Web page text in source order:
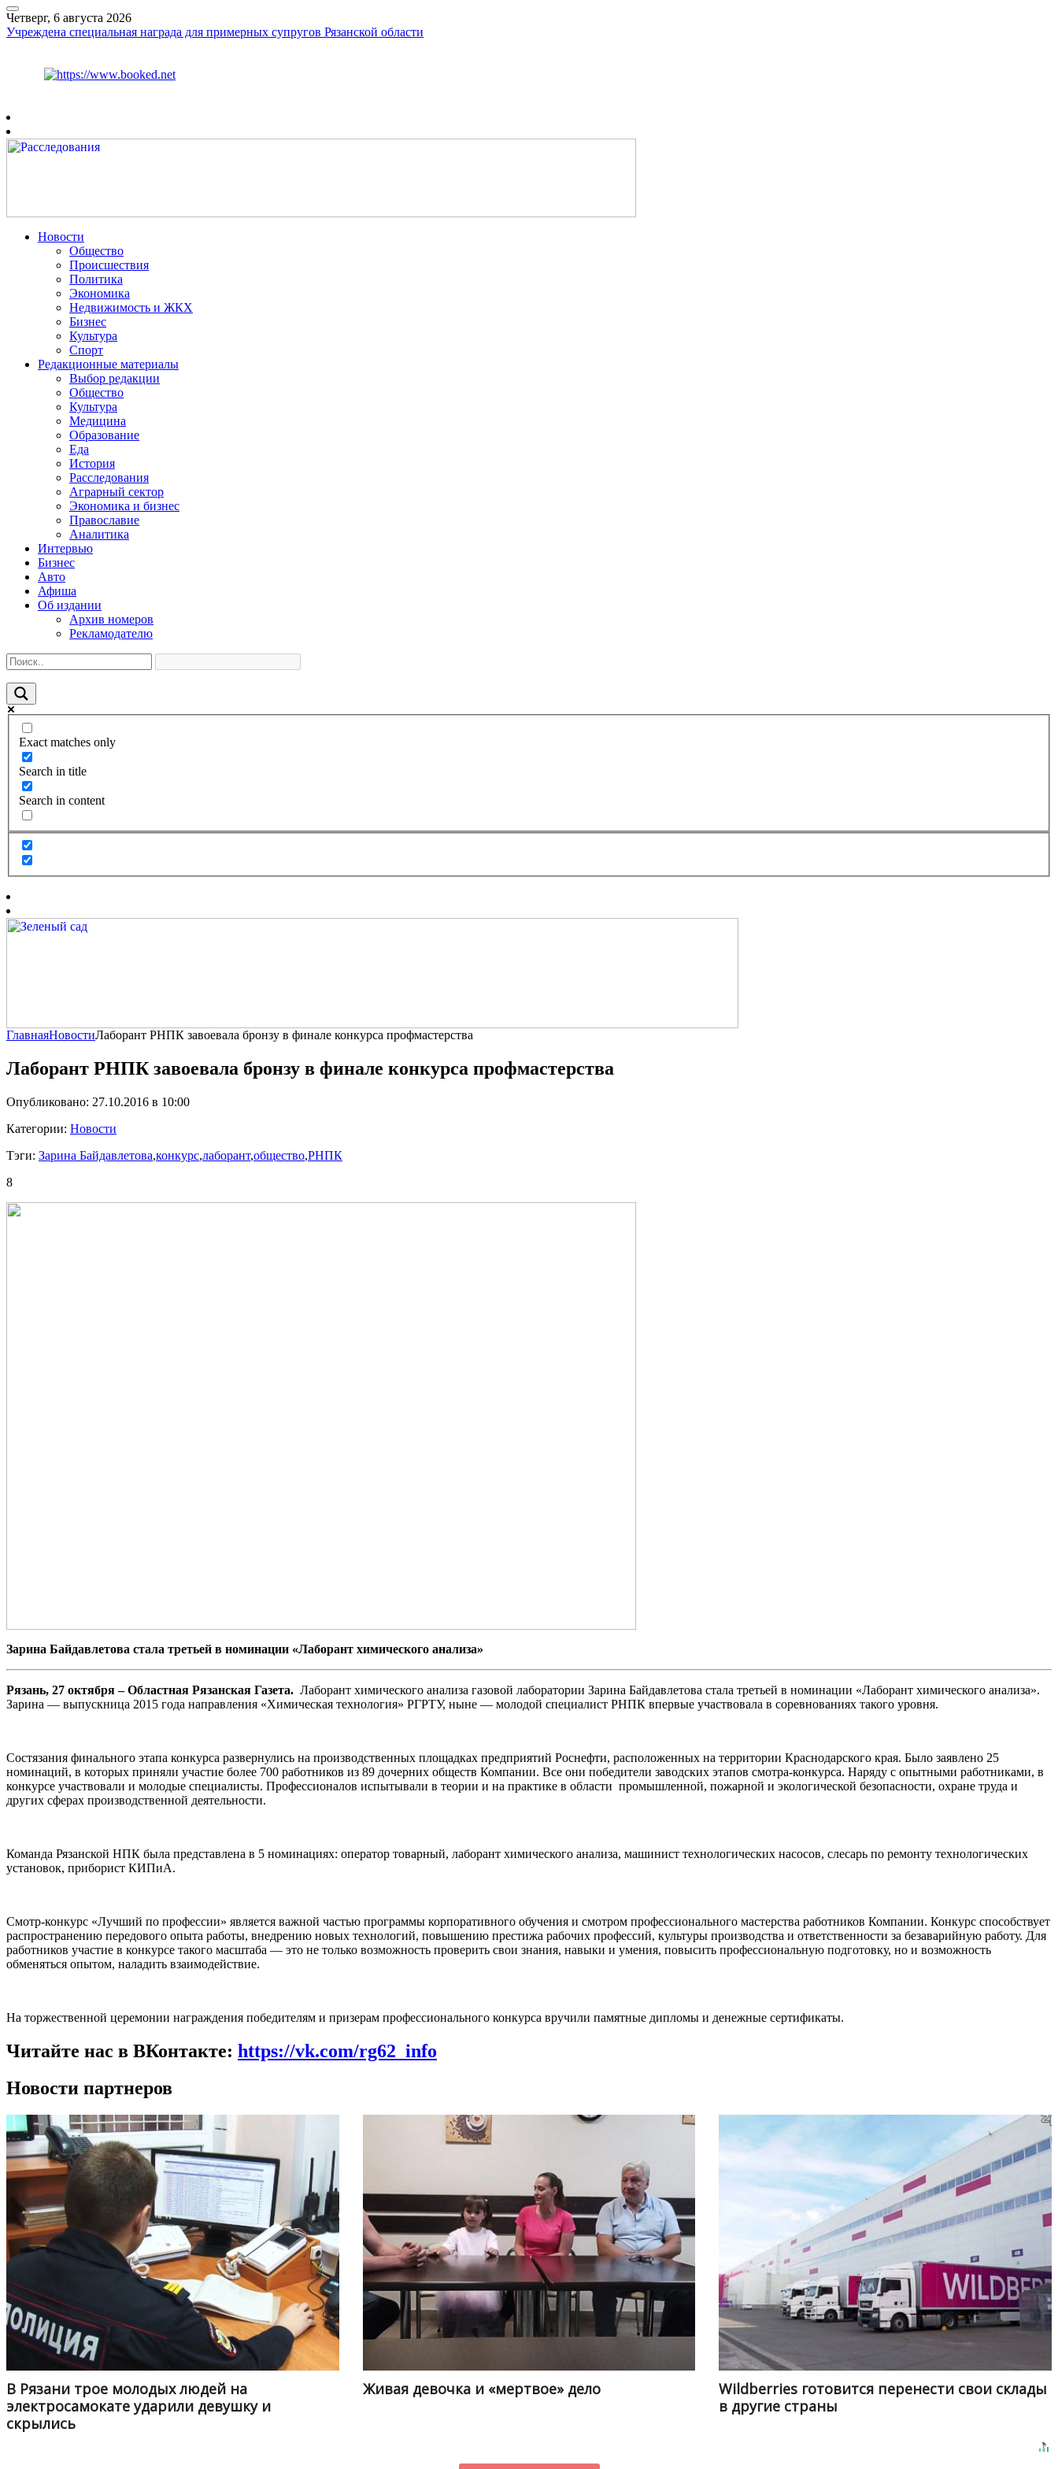
Четверг, 6 августа 2026
Учреждена специальная награда для примерных супругов Рязанской области
Новости
Общество
Происшествия
Политика
Экономика
Недвижимость и ЖКХ
Бизнес
Культура
Спорт
Редакционные материалы
Выбор редакции
Общество
Культура
Медицина
Образование
Еда
История
Расследования
Аграрный сектор
Экономика и бизнес
Православие
Аналитика
Интервью
Бизнес
Авто
Афиша
Об издании
Архив номеров
Рекламодателю
Exact matches only
Search in title
Search in content
ГлавнаяНовостиЛаборант РНПК завоевала бронзу в финале конкурса профмастерства
Лаборант РНПК завоевала бронзу в финале конкурса профмастерства
Опубликовано: 27.10.2016 в 10:00
Категории: Новости
Тэги: Зарина Байдавлетова,конкурс,лаборант,общество,РНПК
8
Зарина Байдавлетова стала третьей в номинации «Лаборант химического анализа»
Рязань, 27 октября – Областная Рязанская Газета. Лаборант химического анализа газовой лаборатории Зарина Байдавлетова стала третьей в номинации «Лаборант химического анализа».
Зарина — выпускница 2015 года направления «Химическая технология» РГРТУ, ныне — молодой специалист РНПК впервые участвовала в соревнованиях такого уровня.
Состязания финального этапа конкурса развернулись на производственных площадках предприятий Роснефти, расположенных на территории Краснодарского края. Было заявлено 25
номинаций, в которых приняли участие более 700 работников из 89 дочерних обществ Компании. Все они победители заводских этапов смотра-конкурса. Наряду с опытными работниками, в
конкурсе участвовали и молодые специалисты. Профессионалов испытывали в теории и на практике в области промышленной, пожарной и экологической безопасности, охране труда и
других сферах производственной деятельности.
Команда Рязанской НПК была представлена в 5 номинациях: оператор товарный, лаборант химического анализа, машинист технологических насосов, слесарь по ремонту технологических
установок, приборист КИПиА.
Смотр-конкурс «Лучший по профессии» является важной частью программы корпоративного обучения и смотром профессионального мастерства работников Компании. Конкурс способствует
распространению передового опыта работы, внедрению новых технологий, повышению престижа рабочих профессий, культуры производства и ответственности за безаварийную работу. Для
работников участие в конкурсе такого масштаба — это не только возможность проверить свои знания, навыки и умения, повысить профессиональную подготовку, но и возможность
обменяться опытом, наладить взаимодействие.
На торжественной церемонии награждения победителям и призерам профессионального конкурса вручили памятные дипломы и денежные сертификаты.
Читайте нас в ВКонтакте: https://vk.com/rg62_info
Новости партнеров
В Рязани трое молодых людей на
электросамокате ударили девушку и
скрылись
Живая девочка и «мертвое» дело
Wildberries готовится перенести свои склады
в другие страны